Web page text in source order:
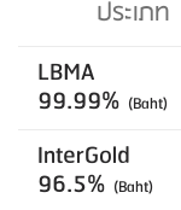
ประเภท
LBMA
99.99% (Baht)
InterGold
96.5% (Baht)